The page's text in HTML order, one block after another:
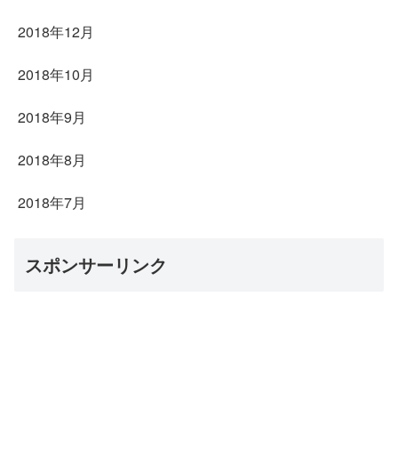
2018年12月
2018年10月
2018年9月
2018年8月
2018年7月
スポンサーリンク